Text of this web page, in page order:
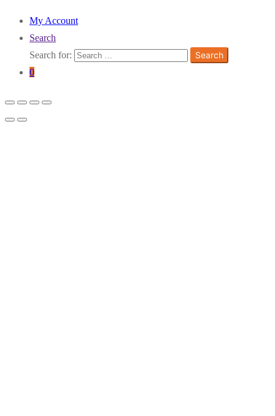
My Account
Search
Search for:
Search
0